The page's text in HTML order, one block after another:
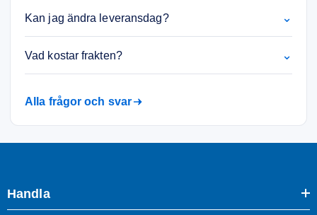
Kan jag ändra leveransdag? ⌄
Vad kostar frakten? ⌄
Alla frågor och svar
Handla